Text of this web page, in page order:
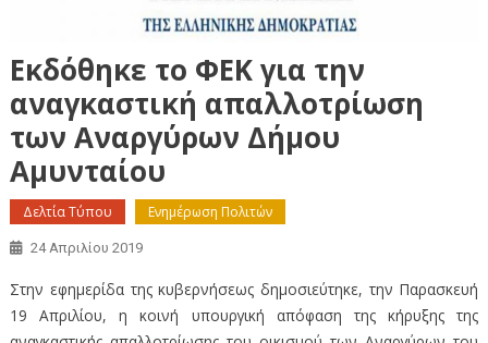
Εκδόθηκε το ΦΕΚ για την
αναγκαστική απαλλοτρίωση
των Αναργύρων Δήμου
Αμυνταίου
Δελτία Τύπου Ενημέρωση Πολιτών
24 Απριλίου 2019
Στην εφημερίδα της κυβερνήσεως δημοσιεύτηκε, την Παρασκευή
19 Απριλίου, η κοινή υπουργική απόφαση της κήρυξης της